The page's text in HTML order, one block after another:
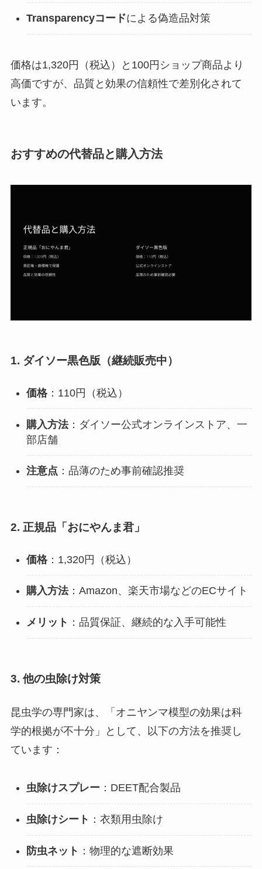
Transparencyコードによる偽造品対策
価格は1,320円（税込）と100円ショップ商品より
高価ですが、品質と効果の信頼性で差別化されて
います。
おすすめの代替品と購入方法
1. ダイソー黒色版（継続販売中）
価格：110円（税込）
購入方法：ダイソー公式オンラインストア、一
部店舗
注意点 ：品薄のため事前確認推奨
2. 正規品「おにやんま君」
価格：1,320円（税込）
購入方法：Amazon、楽天市場などのECサイト
メリット ：品質保証、継続的な入手可能性
3. 他の虫除け対策
昆虫学の専門家は、「オニヤンマ模型の効果は科
学的根拠が不十分」として、以下の方法を推奨し
ています：
虫除けスプレー ：DEET配合製品
虫除けシート ：衣類用虫除け
防虫ネット ：物理的な遮断効果